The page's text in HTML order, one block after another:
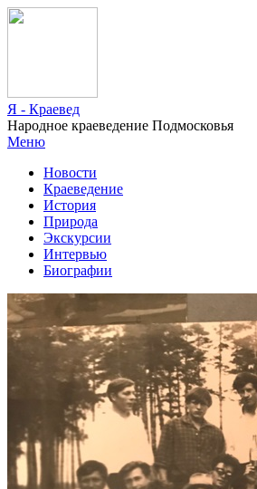
Я - Краевед
Народное краеведение Подмосковья
Меню
Новости
Краеведение
История
Природа
Экскурсии
Интервью
Биографии